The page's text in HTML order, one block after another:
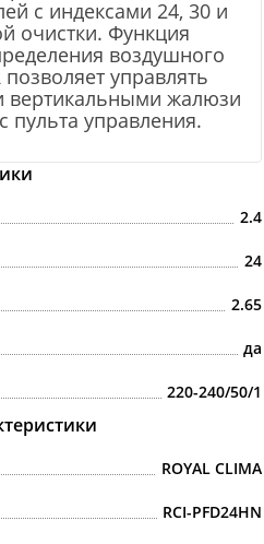
с индексами 24, 30 и
очистки. Функция
воздушного
позволяет управлять
вертикальными жалюзи
пульта управления.
2.4
24
2.65
да
220-240/50/1
ROYAL CLIMA
RCI-PFD24HN